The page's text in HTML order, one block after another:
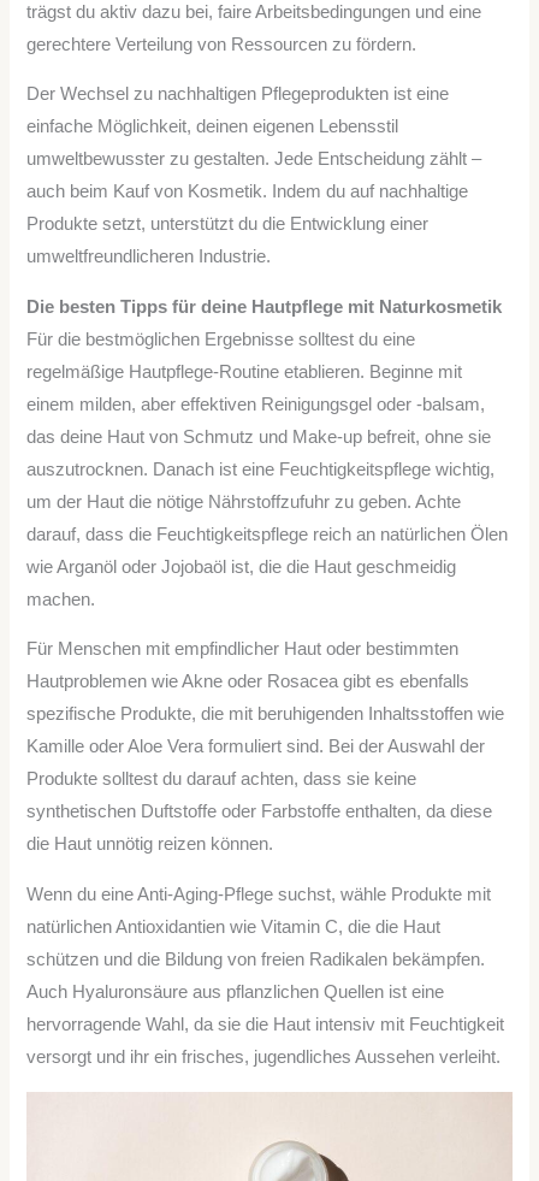
trägst du aktiv dazu bei, faire Arbeitsbedingungen und eine
gerechtere Verteilung von Ressourcen zu fördern.
Der Wechsel zu nachhaltigen Pflegeprodukten ist eine
einfache Möglichkeit, deinen eigenen Lebensstil
umweltbewusster zu gestalten. Jede Entscheidung zählt –
auch beim Kauf von Kosmetik. Indem du auf nachhaltige
Produkte setzt, unterstützt du die Entwicklung einer
umweltfreundlicheren Industrie.
Die besten Tipps für deine Hautpflege mit Naturkosmetik
Für die bestmöglichen Ergebnisse solltest du eine
regelmäßige Hautpflege-Routine etablieren. Beginne mit
einem milden, aber effektiven Reinigungsgel oder -balsam,
das deine Haut von Schmutz und Make-up befreit, ohne sie
auszutrocknen. Danach ist eine Feuchtigkeitspflege wichtig,
um der Haut die nötige Nährstoffzufuhr zu geben. Achte
darauf, dass die Feuchtigkeitspflege reich an natürlichen Ölen
wie Arganöl oder Jojobaöl ist, die die Haut geschmeidig
machen.
Für Menschen mit empfindlicher Haut oder bestimmten
Hautproblemen wie Akne oder Rosacea gibt es ebenfalls
spezifische Produkte, die mit beruhigenden Inhaltsstoffen wie
Kamille oder Aloe Vera formuliert sind. Bei der Auswahl der
Produkte solltest du darauf achten, dass sie keine
synthetischen Duftstoffe oder Farbstoffe enthalten, da diese
die Haut unnötig reizen können.
Wenn du eine Anti-Aging-Pflege suchst, wähle Produkte mit
natürlichen Antioxidantien wie Vitamin C, die die Haut
schützen und die Bildung von freien Radikalen bekämpfen.
Auch Hyaluronsäure aus pflanzlichen Quellen ist eine
hervorragende Wahl, da sie die Haut intensiv mit Feuchtigkeit
versorgt und ihr ein frisches, jugendliches Aussehen verleiht.